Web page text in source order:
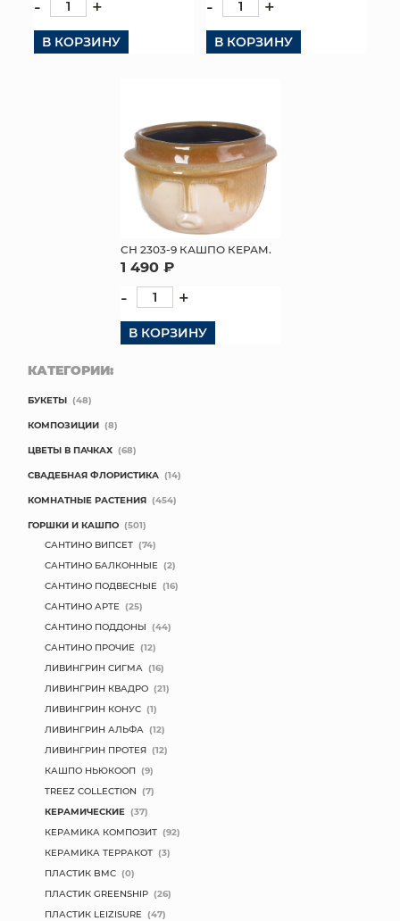
- +
В КОРЗИНУ
- +
В КОРЗИНУ
СН 2303-9 КАШПО КЕРАМ.
1 490 ₽
- +
В КОРЗИНУ
КАТЕГОРИИ:
БУКЕТЫ (48)
КОМПОЗИЦИИ (8)
ЦВЕТЫ В ПАЧКАХ (68)
СВАДЕБНАЯ ФЛОРИСТИКА (14)
КОМНАТНЫЕ РАСТЕНИЯ (454)
ГОРШКИ И КАШПО (501)
САНТИНО ВИПСЕТ (74)
САНТИНО БАЛКОННЫЕ (2)
САНТИНО ПОДВЕСНЫЕ (16)
САНТИНО АРТЕ (25)
САНТИНО ПОДДОНЫ (44)
САНТИНО ПРОЧИЕ (12)
ЛИВИНГРИН СИГМА (16)
ЛИВИНГРИН КВАДРО (21)
ЛИВИНГРИН КОНУС (1)
ЛИВИНГРИН АЛЬФА (12)
ЛИВИНГРИН ПРОТЕЯ (12)
КАШПО НЬЮКООП (9)
TREEZ COLLECTION (7)
КЕРАМИЧЕСКИЕ (37)
КЕРАМИКА КОМПОЗИТ (92)
КЕРАМИКА ТЕРРАКОТ (3)
ПЛАСТИК BMC (0)
ПЛАСТИК GREENSHIP (26)
ПЛАСТИК LEIZISURE (47)